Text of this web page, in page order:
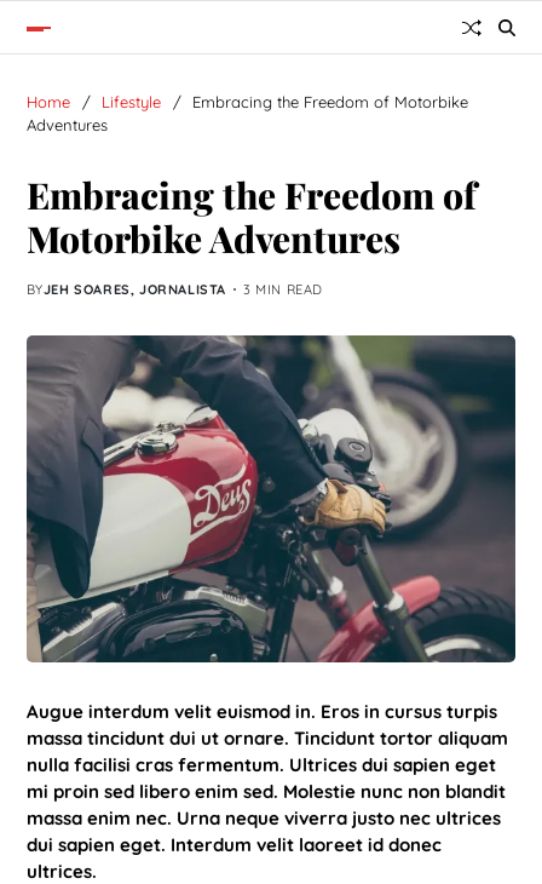
Home Lifestyle
Embracing the Freedom of Motorbike
Adventures
Embracing the Freedom of
Motorbike Adventures
BYJEH SOARES, JORNALISTA 3 MIN READ
Augue interdum velit euismod in. Eros in cursus turpis
massa tincidunt dui ut ornare. Tincidunt tortor aliquam
nulla facilisi cras fermentum. Ultrices dui sapien eget
mi proin sed libero enim sed. Molestie nunc non blandit
massa enim nec. Urna neque viverra justo nec ultrices
dui sapien eget. Interdum velit laoreet id donec
ultrices.